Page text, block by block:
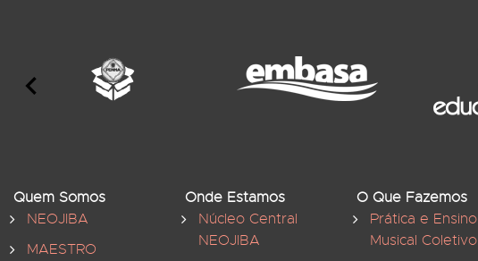
Quem Somos
NEOJIBA
MAESTRO
Onde Estamos
Núcleo Central
NEOJIBA
O Que Fazemos
Prática e Ensino
Musical Coletivo